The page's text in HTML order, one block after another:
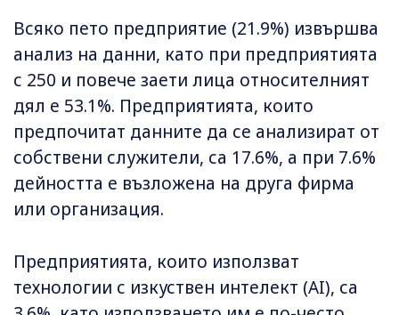
Всяко пето предприятие (21.9%) извършва
анализ на данни, като при предприятията
с 250 и повече заети лица относителният
дял е 53.1%. Предприятията, които
предпочитат данните да се анализират от
собствени служители, са 17.6%, а при 7.6%
дейността е възложена на друга фирма
или организация.
Предприятията, които използват
технологии с изкуствен интелект (AI), са